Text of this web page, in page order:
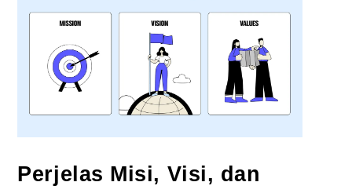
Perjelas Misi, Visi, dan